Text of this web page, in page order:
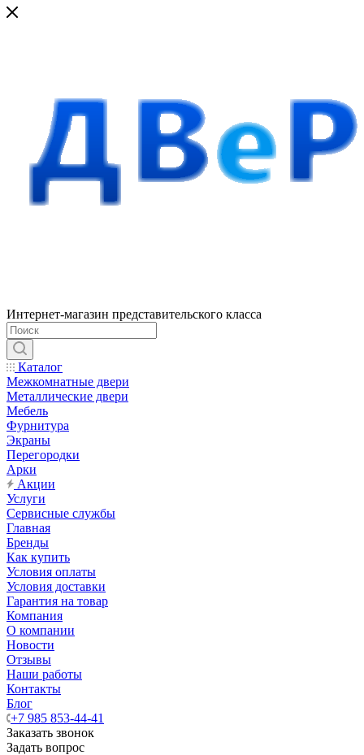
Интернет-магазин представительского класса
Каталог
Межкомнатные двери
Металлические двери
Мебель
Фурнитура
Экраны
Перегородки
Арки
Акции
Услуги
Сервисные службы
Главная
Бренды
Как купить
Условия оплаты
Условия доставки
Гарантия на товар
Компания
О компании
Новости
Отзывы
Наши работы
Контакты
Блог
+7 985 853-44-41
Заказать звонок
Задать вопрос